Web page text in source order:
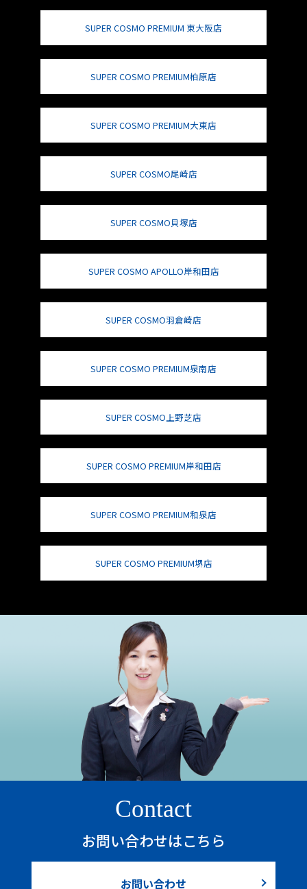
SUPER COSMO PREMIUM 東大阪店
SUPER COSMO PREMIUM柏原店
SUPER COSMO PREMIUM大東店
SUPER COSMO尾崎店
SUPER COSMO貝塚店
SUPER COSMO APOLLO岸和田店
SUPER COSMO羽倉崎店
SUPER COSMO PREMIUM泉南店
SUPER COSMO上野芝店
SUPER COSMO PREMIUM岸和田店
SUPER COSMO PREMIUM和泉店
SUPER COSMO PREMIUM堺店
Contact
お問い合わせはこちら
お問い合わせ